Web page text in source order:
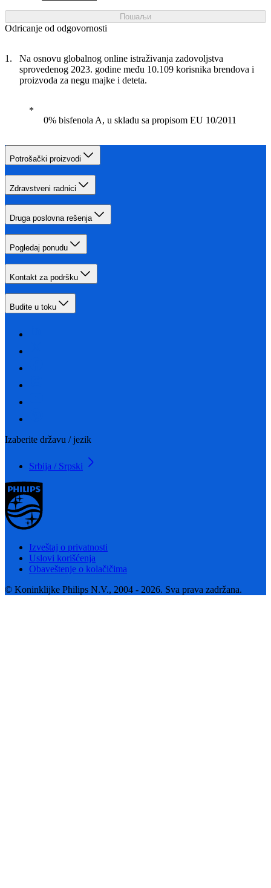
Пошаљи
Odricanje od odgovornosti
Na osnovu globalnog online istraživanja zadovoljstva
sprovedenog 2023. godine među 10.109 korisnika brendova i
proizvoda za negu majke i deteta.
0% bisfenola A, u skladu sa propisom EU 10/2011
Potrošački proizvodi
Zdravstveni radnici
Druga poslovna rešenja
Pogledaj ponudu
Kontakt za podršku
Budite u toku
Izaberite državu / jezik
Srbija / Srpski
Izveštaj o privatnosti
Uslovi korišćenja
Obaveštenje o kolačičima
© Koninklijke Philips N.V., 2004 - 2026. Sva prava zadržana.